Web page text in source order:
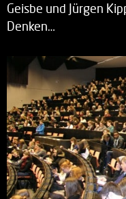
Geisbe und Jürgen
Denken…